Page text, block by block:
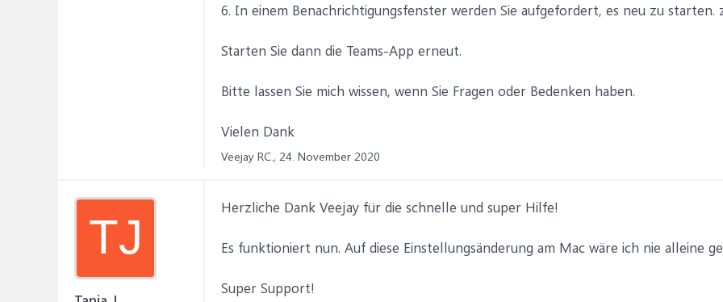
6. In einem Benachrichtigungsfenster werden Sie aufgefordert, es neu zu starten.
Starten Sie dann die Teams-App erneut.
Bitte lassen Sie mich wissen, wenn Sie Fragen oder Bedenken haben.
Vielen Dank
Veejay RC., 24. November 2020
TJ
Herzliche Dank Veejay für die schnelle und super Hilfe!
Es funktioniert nun. Auf diese Einstellungsänderung am Mac wäre ich nie alleine
Super Support!